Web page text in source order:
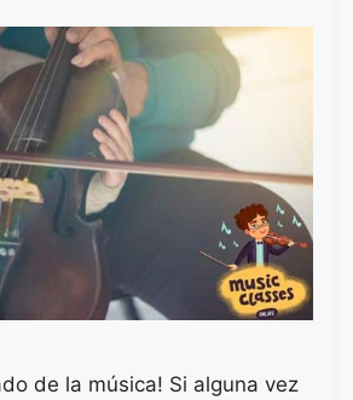
de la música! Si alguna vez